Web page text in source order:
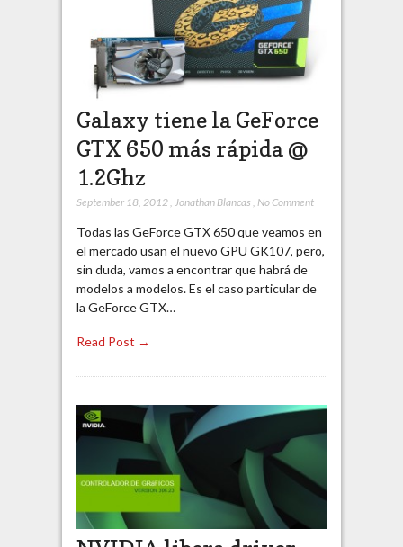
Galaxy tiene la GeForce
GTX 650 más rápida @
1.2Ghz
September 18, 2012, Jonathan Blancas No Comment
Todas las GeForce GTX 650 que veamos en
el mercado usan el nuevo GPU GK107, pero,
sin duda, vamos a encontrar que habrá de
modelos a modelos. Es el caso particular de
la GeForce GTX…
Read Post →